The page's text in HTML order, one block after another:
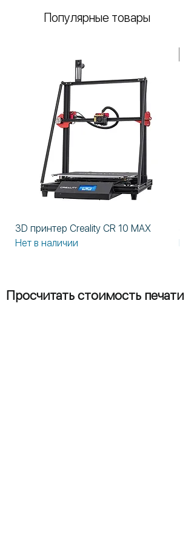
Популярные товары
3D принтер Creality CR 10 MAX
Нет в наличии
Просчитать стоимость печати